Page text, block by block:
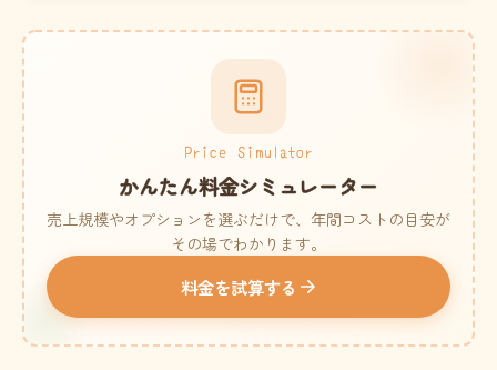
Price Simulator
かんたん料金シミュレーター
売上規模やオプションを選ぶだけで、年間コストの目安が
その場でわかります。
料金を試算する